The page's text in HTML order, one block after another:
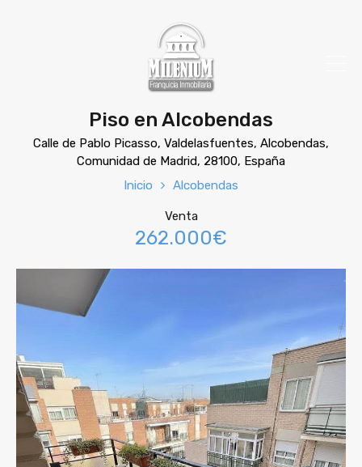
Piso en Alcobendas
Calle de Pablo Picasso, Valdelasfuentes, Alcobendas,
Comunidad de Madrid, 28100, España
Inicio
Alcobendas
Venta
262.000€